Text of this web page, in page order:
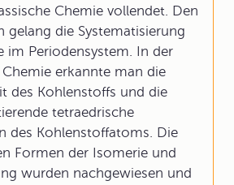
Chemie vollendet. Den
gelang die Systematisierung
im Periodensystem. In der
erkannte man die
des Kohlenstoffs und die
tetraedrische
des Kohlenstoffatoms. Die
Formen der Isomerie und
wurden nachgewiesen und